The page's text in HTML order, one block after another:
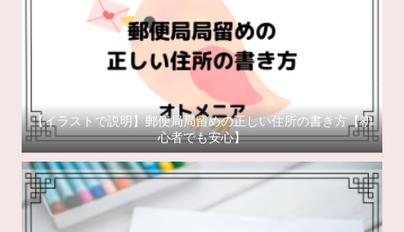
【イラストで説明】郵便局局留めの正しい住所の書き方【初
心者でも安心】